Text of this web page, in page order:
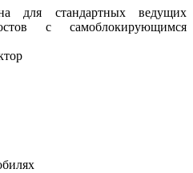
для стандартных ведущих
с самоблокирующимся